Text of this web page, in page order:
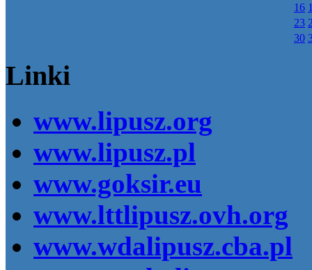
16
23
30
Linki
www.lipusz.org
www.lipusz.pl
www.goksir.eu
www.lttlipusz.ovh.org
www.wdalipusz.cba.pl